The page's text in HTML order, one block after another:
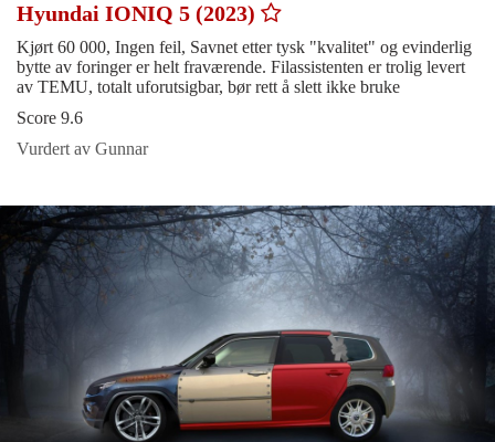
Hyundai IONIQ 5 (2023)
Kjørt 60 000, Ingen feil, Savnet etter tysk "kvalitet" og evinderlig
bytte av foringer er helt fraværende. Filassistenten er trolig levert
av TEMU, totalt uforutsigbar, bør rett å slett ikke bruke
Score 9.6
Vurdert av Gunnar